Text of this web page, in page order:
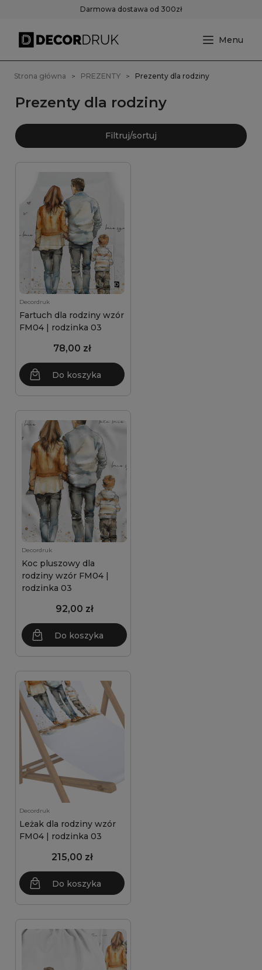
Darmowa dostawa od 300zł
Strona główna PREZENTY Prezenty dla rodziny
Prezenty dla rodziny
Filtruj/sortuj
Decordruk
Fartuch dla rodziny wzór
FM04 | rodzinka 03
78,00 zł
Do koszyka
Decordruk
Koc pluszowy dla
rodziny wzór FM04 |
rodzinka 03
92,00 zł
Do koszyka
Decordruk
Leżak dla rodziny wzór
FM04 | rodzinka 03
215,00 zł
Do koszyka